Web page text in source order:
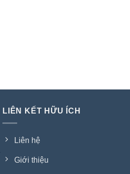
LIÊN KẾT HỮU ÍCH
Liên hệ
Giới thiệu